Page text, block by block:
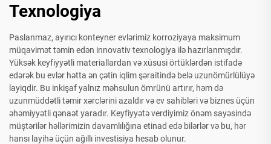
Texnologiya
Paslanmaz, ayırıcı konteyner evlərimiz korroziyaya maksimum
müqavimət təmin edən innovativ texnologiya ilə hazırlanmışdır.
Yüksək keyfiyyətli materiallardan və xüsusi örtüklərdən istifadə
edərək bu evlər hətta ən çətin iqlim şəraitində belə uzunömürlülüyə
layiqdir. Bu inkişaf yalnız məhsulun ömrünü artırır, həm də
uzunmüddətli təmir xərclərini azaldır və ev sahibləri və biznes üçün
əhəmiyyətli qənaət yaradır. Keyfiyyətə verdiyimiz önəm sayəsində
müştərilər həllərimizin davamlılığına etinad edə bilərlər və bu, hər
hansı layihə üçün ağıllı investisiya hesab olunur.